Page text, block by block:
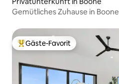
Gemütliches Zuhause in Boone
Beliebter Gäste-Favorit.
Gäste-Favorit